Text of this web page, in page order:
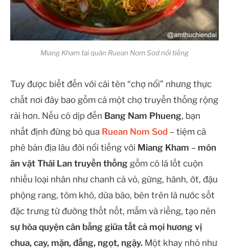
Miang Kham tại quán Ruean Nom Sod nổi tiếng
Tuy được biết đến với cái tên “chợ nổi” nhưng thực
chất nơi đây bao gồm cả một chợ truyền thống rộng
rãi hơn. Nếu có dịp đến Bang Nam Phueng, bạn
nhất định đừng bỏ qua Ruean Nom Sod – tiệm cà
phê bản địa lâu đời nổi tiếng với Miang Kham – món
ăn vặt Thái Lan truyền thống gồm có lá lốt cuộn
nhiều loại nhân như chanh cả vỏ, gừng, hành, ớt, đậu
phộng rang, tôm khô, dừa bào, bên trên là nước sốt
đặc trưng từ đường thốt nốt, mắm và riềng, tạo nên
sự hòa quyện cân bằng giữa tất cả mọi hương vị
chua, cay, mặn, đắng, ngọt, ngậy. Một khay nhỏ như